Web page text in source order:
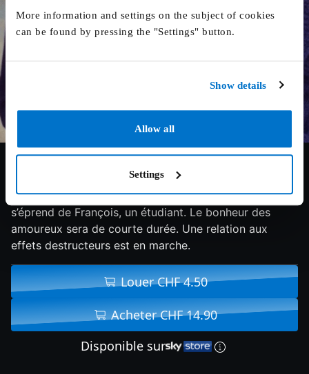
More information and settings on the subject of cookies
can be found by pressing the "Settings" button.
Show details
Allow all
Settings
6.7/10 1977 107 min Romance
En vacances, Pomme, une jeune fille introvertie,
s’éprend de François, un étudiant. Le bonheur des
amoureux sera de courte durée. Une relation aux
effets destructeurs est en marche.
Louer CHF 4.50
Acheter CHF 14.90
Disponible sur